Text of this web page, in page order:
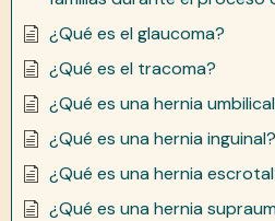
¿Qué es el glaucoma?
¿Qué es el tracoma?
¿Qué es una hernia
¿Qué es una hernia inguinal?
¿Qué es una hernia
¿Qué es una hernia